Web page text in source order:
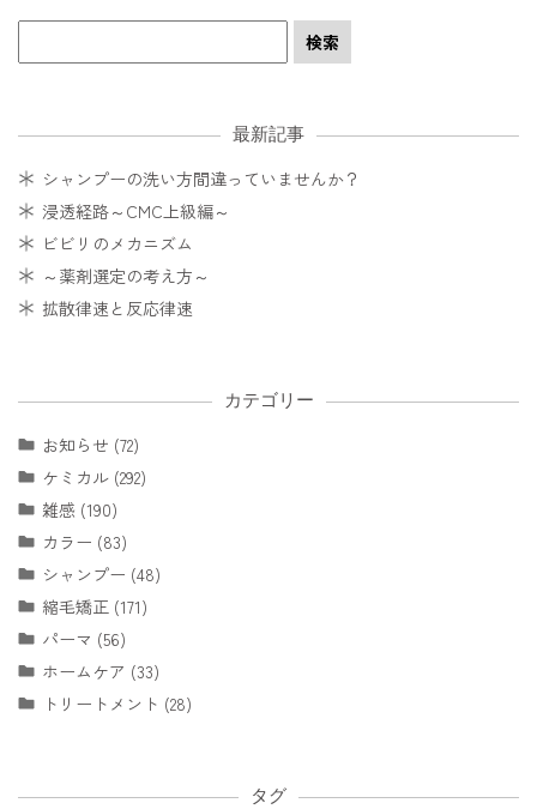
最新記事
シャンプーの洗い方間違っていませんか？
浸透経路～CMC上級編～
ビビリのメカニズム
～薬剤選定の考え方～
拡散律速と反応律速
カテゴリー
お知らせ (72)
ケミカル (292)
雑感 (190)
カラー (83)
シャンプー (48)
縮毛矯正 (171)
パーマ (56)
ホームケア (33)
トリートメント (28)
タグ